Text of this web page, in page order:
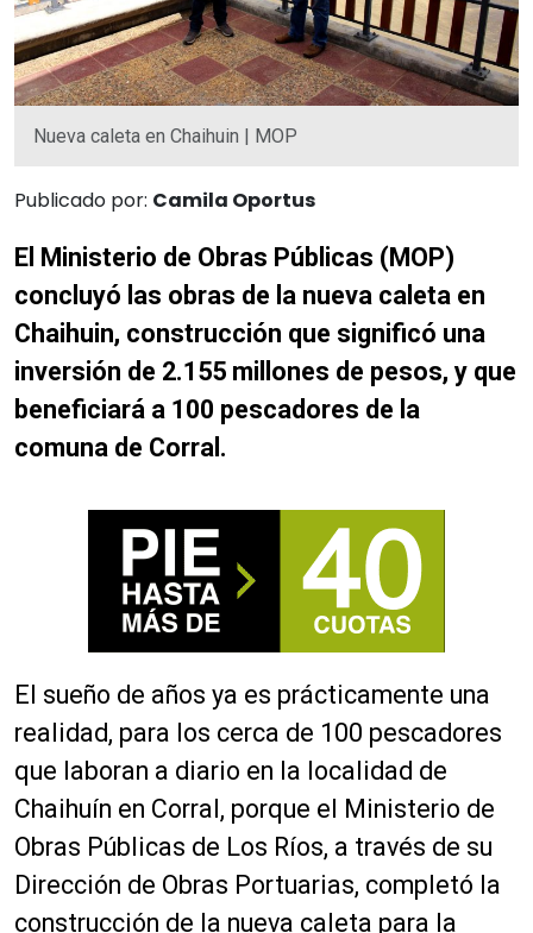
Nueva caleta en Chaihuin | MOP
Publicado por: Camila Oportus
El Ministerio de Obras Públicas (MOP)
concluyó las obras de la nueva caleta en
Chaihuin, construcción que significó una
inversión de 2.155 millones de pesos, y que
beneficiará a 100 pescadores de la
comuna de Corral.
El sueño de años ya es prácticamente una
realidad, para los cerca de 100 pescadores
que laboran a diario en la localidad de
Chaihuín en Corral, porque el Ministerio de
Obras Públicas de Los Ríos, a través de su
Dirección de Obras Portuarias, completó la
construcción de la nueva caleta para la